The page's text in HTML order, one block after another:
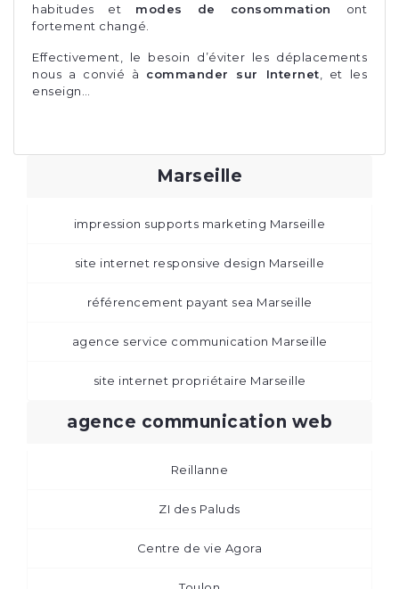
habitudes et modes de consommation ont
fortement changé.
Effectivement, le besoin d’éviter les déplacements
nous a convié à commander sur Internet , et les
enseign…
Marseille
impression supports marketing Marseille
site internet responsive design Marseille
référencement payant sea Marseille
agence service communication Marseille
site internet propriétaire Marseille
agence communication web
Reillanne
ZI des Paluds
Centre de vie Agora